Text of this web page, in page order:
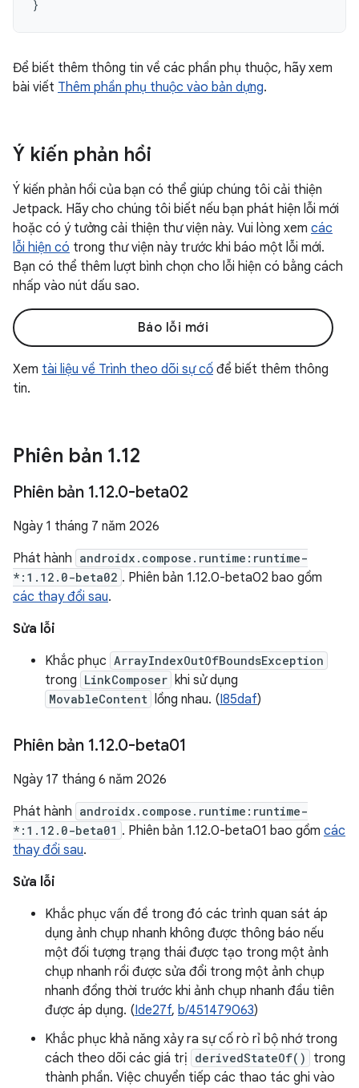
}
Để biết thêm thông tin về các phần phụ thuộc, hãy xem
bài viết Thêm phần phụ thuộc vào bản dựng.
Ý kiến phản hồi
Ý kiến phản hồi của bạn có thể giúp chúng tôi cải thiện
Jetpack. Hãy cho chúng tôi biết nếu bạn phát hiện lỗi mới
hoặc có ý tưởng cải thiện thư viện này. Vui lòng xem các
lỗi hiện có trong thư viện này trước khi báo một lỗi mới.
Bạn có thể thêm lượt bình chọn cho lỗi hiện có bằng cách
nhấp vào nút dấu sao.
Báo lỗi mới
Xem tài liệu về Trình theo dõi sự cố để biết thêm thông
tin.
Phiên bản 1.12
Phiên bản 1.12.0-beta02
Ngày 1 tháng 7 năm 2026
Phát hành androidx.compose.runtime:runtime-
*:1.12.0-beta02 . Phiên bản 1.12.0-beta02 bao gồm
các thay đổi sau.
Sửa lỗi
Khắc phục ArrayIndexOutOfBoundsException
trong LinkComposer khi sử dụng
MovableContent lồng nhau. (I85daf)
Phiên bản 1.12.0-beta01
Ngày 17 tháng 6 năm 2026
Phát hành androidx.compose.runtime:runtime-
*:1.12.0-beta01 . Phiên bản 1.12.0-beta01 bao gồm các
thay đổi sau.
Sửa lỗi
Khắc phục vấn đề trong đó các trình quan sát áp
dụng ảnh chụp nhanh không được thông báo nếu
một đối tượng trạng thái được tạo trong một ảnh
chụp nhanh rồi được sửa đổi trong một ảnh chụp
nhanh đồng thời trước khi ảnh chụp nhanh đầu tiên
được áp dụng. (Ide27f, b/451479063)
Khắc phục khả năng xảy ra sự cố rò rỉ bộ nhớ trong
cách theo dõi các giá trị derivedStateOf()
trong
thành phần. Việc chuyển tiếp các thao tác ghi vào